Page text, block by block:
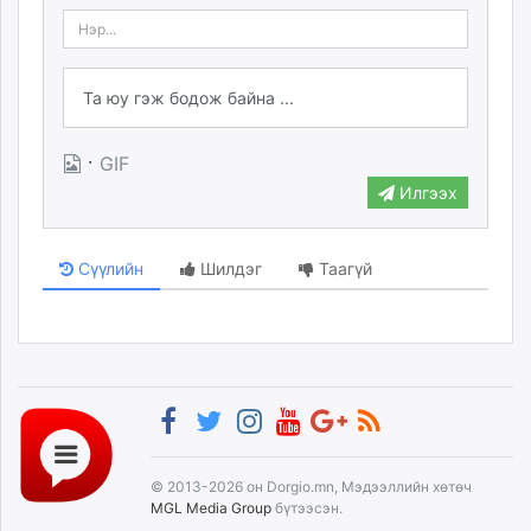
· GIF
Илгээх
Сүүлийн Шилдэг Таагүй
© 2013-2026 он Dorgio.mn, Мэдээллийн хөтөч
MGL Media Group бүтээсэн.